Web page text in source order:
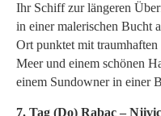
Ihr Schiff zur längeren
in einer malerischen Bucht
Ort punktet mit
Meer und einem schönen
einem Sundowner in einer
7. Tag (Do) Rabac –